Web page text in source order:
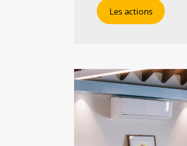
Les actions